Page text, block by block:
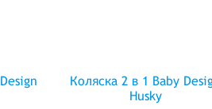
Коляска 2 в 1 Baby
Husky